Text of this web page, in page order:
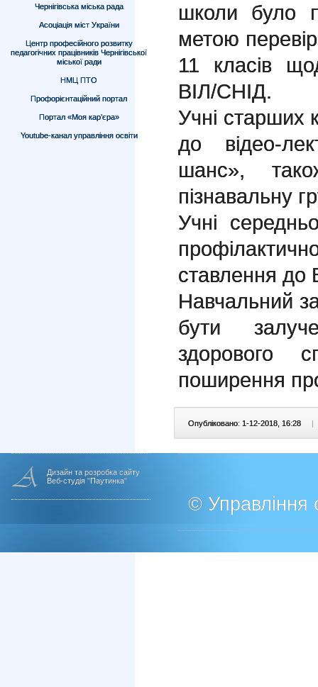
Чернігівська міська рада
Асоціація міст України
Центр професійного розвитку
педагогічних працівників Чернігівської
міської ради
НМЦ ПТО
Профорієнтаційний портал
Портал «Моя кар’єра»
Youtube-канал управління освіти
школи було
метою
11 класів
ВІЛ/СНІД.
Учні старших
до відео-
шанс»,
пізнавальну
Учні
ставлення до
Навчальний
бути
здорового
поширення
Опубліковано: 1-12-2018, 16:28 |
Дизайн та розробка сайту
Веб-студія "Паутинка"
© Управління